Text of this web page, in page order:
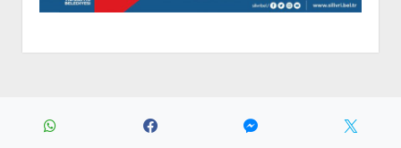
Period WordPress Theme by Compete Themes.